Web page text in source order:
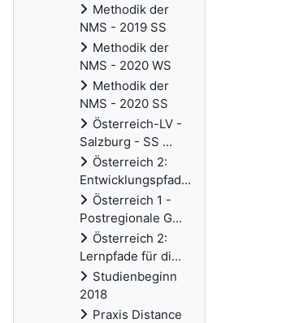
Methodik der
NMS - 2019 SS
Methodik der
NMS - 2020 WS
Methodik der
NMS - 2020 SS
Österreich-LV -
Salzburg - SS ...
Österreich 2:
Entwicklungspfad...
Österreich 1 -
Postregionale G...
Österreich 2:
Lernpfade für di...
Studienbeginn
2018
Praxis Distance